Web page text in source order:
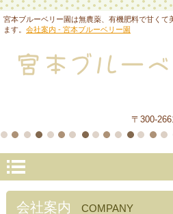
宮本ブルーベリー園は無農薬、有機肥料で甘くて
ます。 会社案内 - 宮本ブルーベリー園
〒300-
会社案内 COMPANY